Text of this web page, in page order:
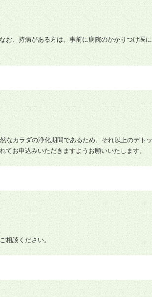
お、持病がある方は、事前に病院のかかりつけ医に
なカラダの浄化期間であるため、それ以上のデトッ
お申込みいただきますようお願いいたします。
相談ください。